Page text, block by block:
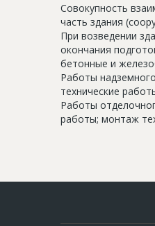
Совокупность
часть здания
При возведении
окончания
бетонные и
Работы
технические
Работы
работы; монтаж